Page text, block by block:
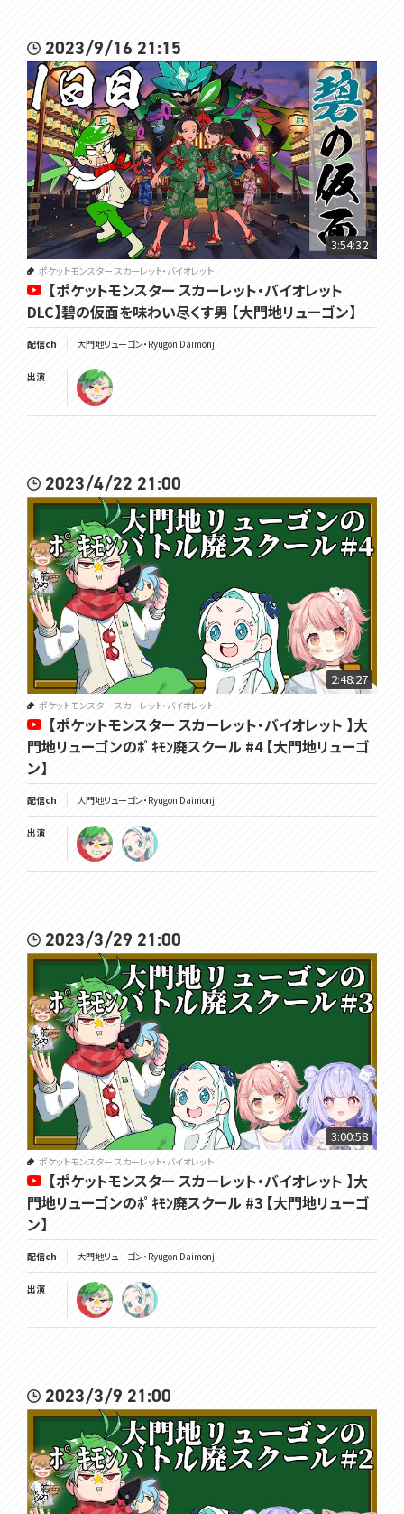
2023/9/16 21:15
3:54:32
ポケットモンスター スカーレット・バイオレット
【ポケットモンスター スカーレット・バイオレット
DLC】碧の仮面を味わい尽くす男 【大門地リューゴン】
配信ch 大門地リューゴン・Ryugon Daimonji
出演
2023/4/22 21:00
2:48:27
ポケットモンスター スカーレット・バイオレット
【ポケットモンスター スカーレット・バイオレット 】大
門地リューゴンのﾎﾟｷﾓﾝ廃スクール #4 【大門地リューゴ
ン】
配信ch 大門地リューゴン・Ryugon Daimonji
出演
2023/3/29 21:00
3:00:58
ポケットモンスター スカーレット・バイオレット
【ポケットモンスター スカーレット・バイオレット 】大
門地リューゴンのﾎﾟｷﾓﾝ廃スクール #3 【大門地リューゴ
ン】
配信ch 大門地リューゴン・Ryugon Daimonji
出演
2023/3/9 21:00